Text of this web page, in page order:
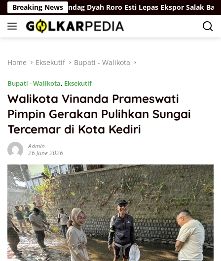
Skip
to
content
Breaking News
Wamendag Dyah Roro Esti Lepas Ekspor Salak Bali ke
Home Eksekutif Bupati - Walikota
Bupati - Walikota, Eksekutif
Walikota Vinanda Prameswati
Pimpin Gerakan Pulihkan Sungai
Tercemar di Kota Kediri
Admin
26 June 2026